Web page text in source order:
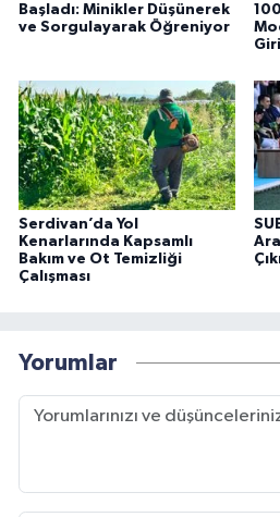
Başladı: Minikler Düşünerek
ve Sorgulayarak Öğreniyor
Serdivan’da Yol
Kenarlarında Kapsamlı
Bakım ve Ot Temizliği
Çalışması
Yorumlar